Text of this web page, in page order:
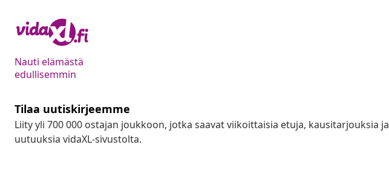
Nauti elämästä
edullisemmin
Tilaa uutiskirjeemme
Liity yli 700 000 ostajan joukkoon, jotka saavat viikoittaisia etuja, kausitarjouksia ja
uutuuksia vidaXL-sivustolta.